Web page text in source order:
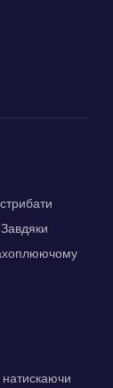
натискаючи